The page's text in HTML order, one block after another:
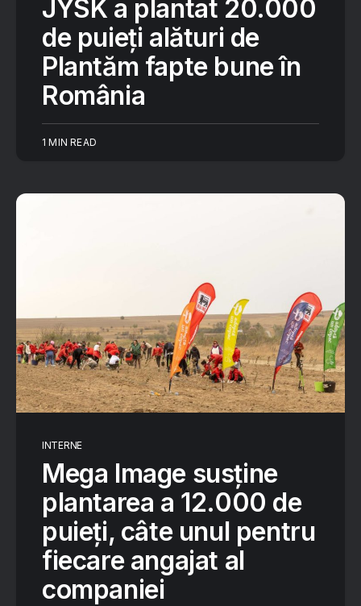
JYSK a plantat 20.000
de puieți alături de
Plantăm fapte bune în
România
1 MIN READ
INTERNE
Mega Image susține
plantarea a 12.000 de
puieți, câte unul pentru
fiecare angajat al
companiei